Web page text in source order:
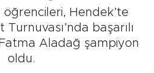
öğrencileri, Hendek’te
başarılı
Aladağ şampiyon
oldu.